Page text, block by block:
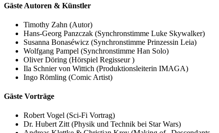
Gäste Autoren & Künstler
Timothy Zahn (Autor)
Hans-Georg Panzczak (Synchronstimme Luke Skywalker)
Susanna Bonaséwicz (Synchronstimme Prinzessin Leia)
Wolfgang Pampel (Synchronstimme Han Solo)
Oliver Döring (Hörspiel Regisseur )
Ila Schnier von Wittich (Produktionsleiterin IMAGA)
Ingo Römling (Comic Artist)
Gäste Vorträge
Robert Vogel (Sci-Fi Vortrag)
Dr. Hubert Zitt (Physik und Technik bei Star Wars)